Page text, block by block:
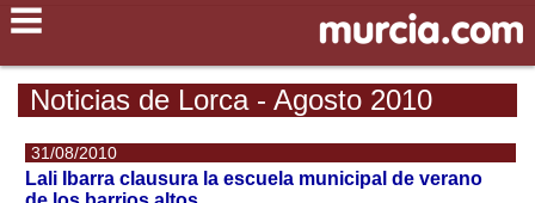
Noticias de Lorca - Agosto 2010
31/08/2010
Lali Ibarra clausura la escuela municipal de verano